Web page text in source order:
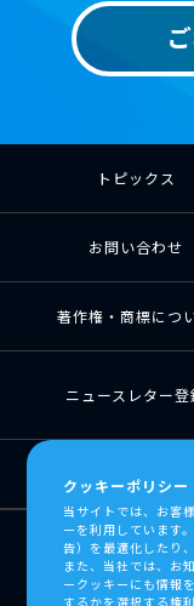
トピックス
お問い合わせ
著作権・商標につ
ニュースレター登
クッキーポリシー
当サイトでは、お客
ーを利用しています
告）を最適化したり
また、当社では、お
ークッキーにも情報
するかを選択する権